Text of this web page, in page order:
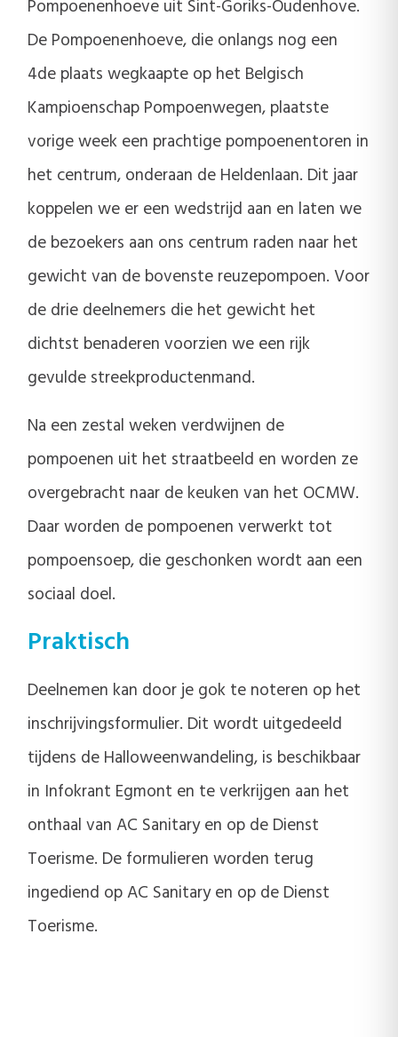
Pompoenenhoeve uit Sint-Goriks-Oudenhove.
De Pompoenenhoeve, die onlangs nog een
4de plaats wegkaapte op het Belgisch
Kampioenschap Pompoenwegen, plaatste
vorige week een prachtige pompoenentoren in
het centrum, onderaan de Heldenlaan. Dit jaar
koppelen we er een wedstrijd aan en laten we
de bezoekers aan ons centrum raden naar het
gewicht van de bovenste reuzepompoen. Voor
de drie deelnemers die het gewicht het
dichtst benaderen voorzien we een rijk
gevulde streekproductenmand.
Na een zestal weken verdwijnen de
pompoenen uit het straatbeeld en worden ze
overgebracht naar de keuken van het OCMW.
Daar worden de pompoenen verwerkt tot
pompoensoep, die geschonken wordt aan een
sociaal doel.
Praktisch
Deelnemen kan door je gok te noteren op het
inschrijvingsformulier. Dit wordt uitgedeeld
tijdens de Halloweenwandeling, is beschikbaar
in Infokrant Egmont en te verkrijgen aan het
onthaal van AC Sanitary en op de Dienst
Toerisme. De formulieren worden terug
ingediend op AC Sanitary en op de Dienst
Toerisme.